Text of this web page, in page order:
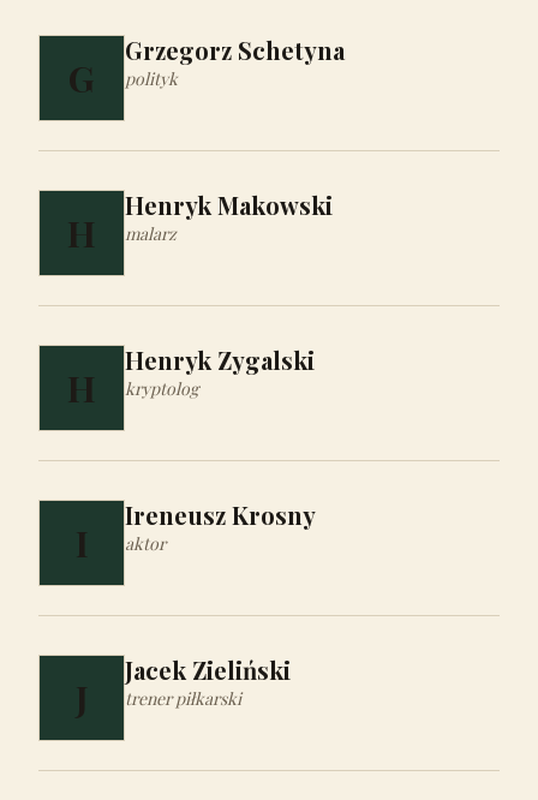
G
Grzegorz Schetyna
polityk
H
Henryk Makowski
malarz
H
Henryk Zygalski
kryptolog
I
Ireneusz Krosny
aktor
J
Jacek Zieliński
trener piłkarski